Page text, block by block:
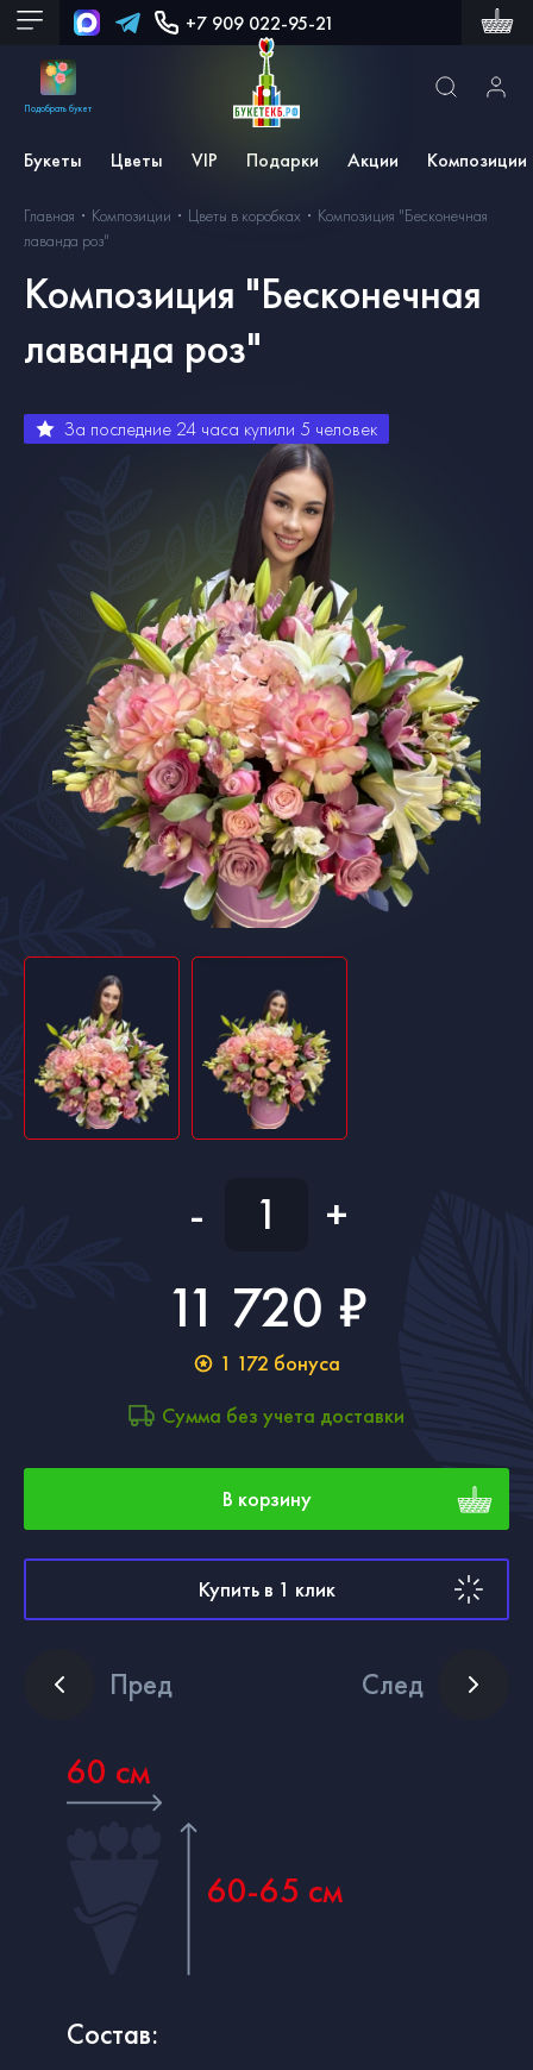
+7 909 022-95-21
Подобрать букет
Букеты Цветы VIP Подарки Акции Композиции
Главная Композиции Цветы в коробках
Композиция "Бесконечная
лаванда роз"
Композиция "Бесконечная
лаванда роз"
За последние 24 часа купили 5 человек
- +
11 720 ₽
1 172 бонуса
Сумма без учета доставки
В корзину
Купить в 1 клик
Пред След
60 см
60-65 см
Состав: